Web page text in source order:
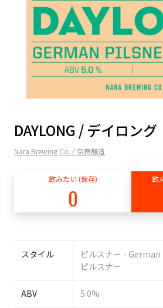
DAYLONG / デイロング
Nara Brewing Co. / 奈良醸造
飲みたい (保存)
0
飲
スタイル
ピルスナー -
ピルスナー
ABV 5.0%